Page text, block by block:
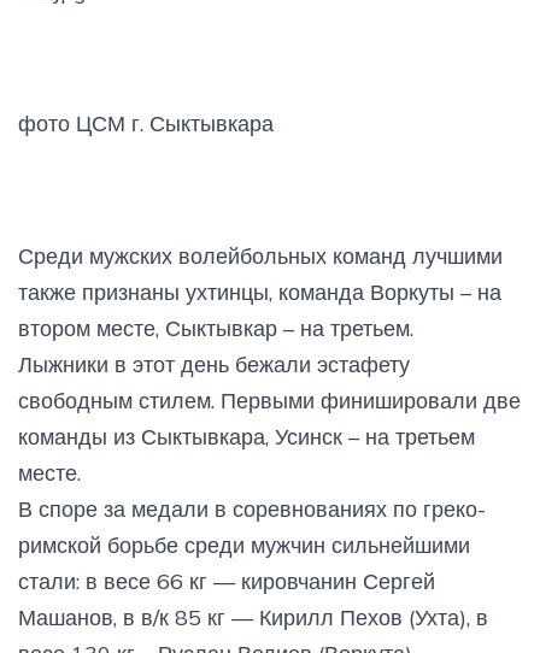
фото ЦСМ г. Сыктывкара
Среди мужских волейбольных команд лучшими
также признаны ухтинцы, команда Воркуты – на
втором месте, Сыктывкар – на третьем.
Лыжники в этот день бежали эстафету
свободным стилем. Первыми финишировали две
команды из Сыктывкара, Усинск – на третьем
месте.
В споре за медали в соревнованиях по греко-
римской борьбе среди мужчин сильнейшими
стали: в весе 66 кг — кировчанин Сергей
Машанов, в в/к 85 кг — Кирилл Пехов (Ухта), в